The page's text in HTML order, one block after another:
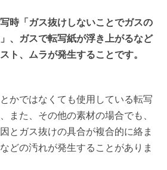
時「ガス抜けしないことでガスの
、ガスで転写紙が浮き上がるなど
ト、ムラが発生することです。
かではなくても使用している転写
また、その他の素材の場合でも、
とガス抜けの具合が複合的に絡ま
どの汚れが発生することがありま